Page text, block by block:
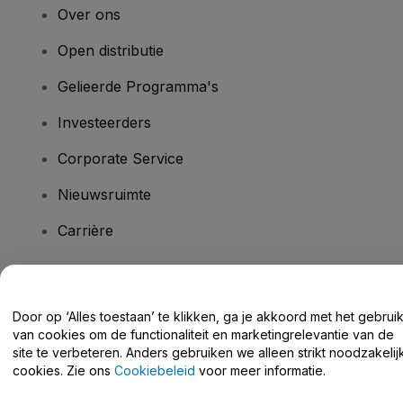
Over ons
Open distributie
Gelieerde Programma's
Investeerders
Corporate Service
Nieuwsruimte
Carrière
Helpcentrum / Neem Contact Met Ons Op
Door op ‘Alles toestaan’ te klikken, ga je akkoord met het gebruik
van cookies om de functionaliteit en marketingrelevantie van de
site te verbeteren. Anders gebruiken we alleen strikt
cookies. Zie ons Cookiebeleid voor meer informatie.